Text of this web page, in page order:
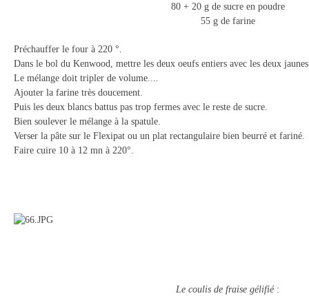
80 + 20 g de sucre en poudre
55 g de farine
Préchauffer le four à 220 °.
Dans le bol du Kenwood, mettre les deux oeufs entiers avec les deux
Le mélange doit tripler de volume....
Ajouter la farine très doucement.
Puis les deux blancs battus pas trop fermes avec le reste de sucre.
Bien soulever le mélange à la spatule.
Verser la pâte sur le Flexipat ou un plat rectangulaire bien beurré et fariné.
Faire cuire 10 à 12 mn à 220°.
Le coulis de fraise gélifié: